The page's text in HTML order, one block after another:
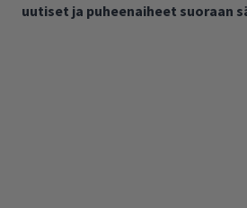
uutiset ja puheenaiheet suoraan